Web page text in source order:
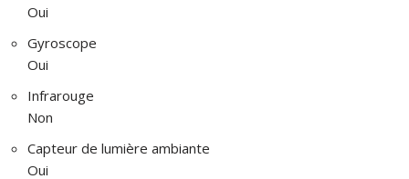
Oui
Gyroscope
Oui
Infrarouge
Non
Capteur de lumière ambiante
Oui